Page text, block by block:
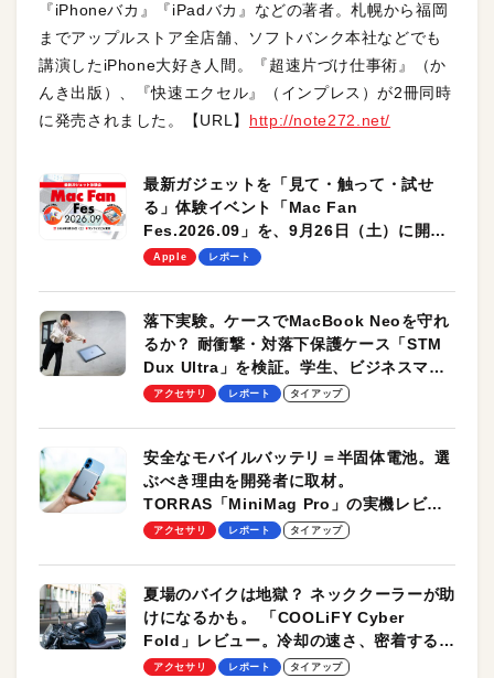
『iPhoneバカ』『iPadバカ』などの著者。札幌から福岡
までアップルストア全店舗、ソフトバンク本社などでも
講演したiPhone大好き人間。『超速片づけ仕事術』（か
んき出版）、『快速エクセル』（インプレス）が2冊同時
に発売されました。【URL】 http://note272.net/
最新ガジェットを「見て・触って・試せ
る」体験イベント「Mac Fan
Fes.2026.09」を、9月26日（土）に開催
します！
Apple レポート
落下実験。ケースでMacBook Neoを守れ
るか？ 耐衝撃・対落下保護ケース「STM
Dux Ultra」を検証。学生、ビジネスマン
のモバイルユースに最適！
アクセサリ レポート タイアップ
安全なモバイルバッテリ＝半固体電池。選
ぶべき理由を開発者に取材。
TORRAS「MiniMag Pro」の実機レビュ
ーも
アクセサリ レポート タイアップ
夏場のバイクは地獄？ ネッククーラーが助
けになるかも。 「COOLiFY Cyber
Fold」レビュー。冷却の速さ、密着する冷
却プレート、シンプルな操作性がグッド！
アクセサリ レポート タイアップ